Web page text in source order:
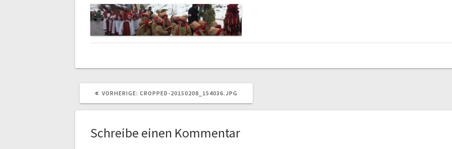
VORHERIGE: VORHERIGER
CROPPED-20150208_154036.JPG
Schreibe einen Kommentar